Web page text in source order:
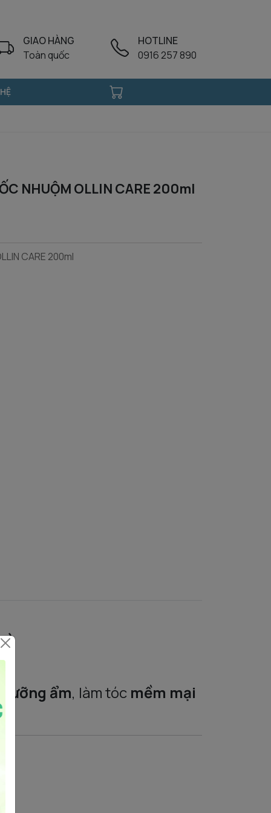
GIAO HÀNG
Toàn quốc
HOTLINE
0916 257 890
NHUỘM OLLIN CARE 200ml
CARE 200ml
dưỡng ẩm, làm tóc mềm mại